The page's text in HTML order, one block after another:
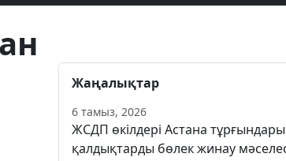
Жаңалықтар
6 тамыз, 2026
ЖСДП өкілдері Астана
қалдықтарды бөлек жинау